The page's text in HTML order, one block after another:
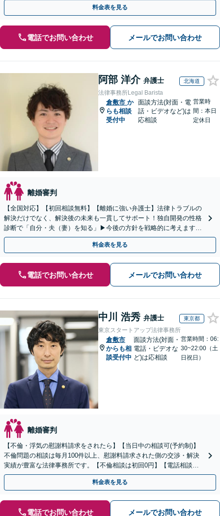
料金表を見る
電話でお問い合わせ メールでお問い合わせ
阿部 洋介 弁護士 北海道
法律事務所Legal Barista
倉敷市 か
らも相談
受付中
面談方法(対面・電
話・ビデオなど)は
応相談
営業時
間：本日
定休日
離婚審判
【全国対応】【初回相談無料】【離婚に強い弁護士】法律トラブルの
解決だけでなく、解決後の未来も一貫してサポート！独自開発の性格
診断で「自分・夫（妻）を知る」▶︎今後の方針を戦略的に考えます！
【休日夜間／オンライン相談OK】
料金表を見る
電話でお問い合わせ メールでお問い合わせ
中川 浩秀 弁護士 東京都
東京スタートアップ法律事務所
倉敷市
からも相
談受付中
面談方法(対面・
電話・ビデオな
ど)は応相談
営業時間：06:
30~22:00（土
日祝日）
離婚審判
【不倫・浮気の慰謝料請求をされたら】【当日中の相談可(予約制)】
不倫問題の相談は毎月100件以上、慰謝料請求された側の交渉・解決
実績が豊富な法律事務所です。【不倫相談は初回0円】【電話相談で
ご契約まで対応可/来所不要】
料金表を見る
電話でお問い合わせ メールでお問い合わせ